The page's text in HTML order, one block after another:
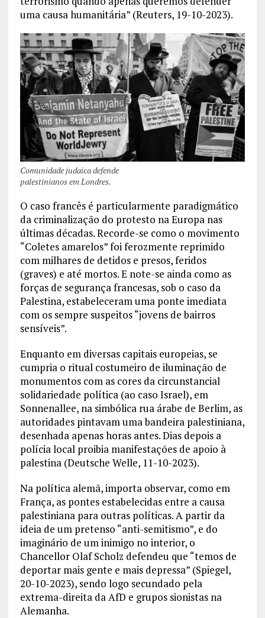
uma causa humanitária” (Reuters, 19-10-2023).
Comunidade judaica defende
palestinianos em Londres.
O caso francês é particularmente paradigmático
da criminalização do protesto na Europa nas
últimas décadas. Recorde-se como o movimento
“Coletes amarelos” foi ferozmente reprimido
com milhares de detidos e presos, feridos
(graves) e até mortos. E note-se ainda como as
forças de segurança francesas, sob o caso da
Palestina, estabeleceram uma ponte imediata
com os sempre suspeitos “jovens de bairros
sensíveis”.
Enquanto em diversas capitais europeias, se
cumpria o ritual costumeiro de iluminação de
monumentos com as cores da circunstancial
solidariedade política (ao caso Israel), em
Sonnenallee, na simbólica rua árabe de Berlim, as
autoridades pintavam uma bandeira palestiniana,
desenhada apenas horas antes. Dias depois a
polícia local proibia manifestações de apoio à
palestina (Deutsche Welle, 11-10-2023).
Na política alemã, importa observar, como em
França, as pontes estabelecidas entre a causa
palestiniana para outras políticas. A partir da
ideia de um pretenso “anti-semitismo”, e do
imaginário de um inimigo no interior, o
Chancellor Olaf Scholz defendeu que “temos de
deportar mais gente e mais depressa” (Spiegel,
20-10-2023), sendo logo secundado pela
extrema-direita da AfD e grupos sionistas na
Alemanha.